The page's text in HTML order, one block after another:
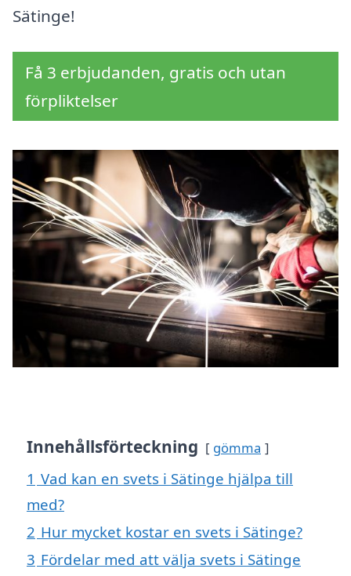
Sätinge!
Få 3 erbjudanden, gratis och utan
förpliktelser
Innehållsförteckning gömma
1 Vad kan en svets i Sätinge hjälpa till
med?
2 Hur mycket kostar en svets i Sätinge?
3 Fördelar med att välja svets i Sätinge